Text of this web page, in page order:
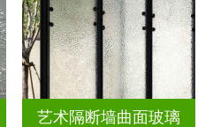
艺术隔断墙曲面玻璃